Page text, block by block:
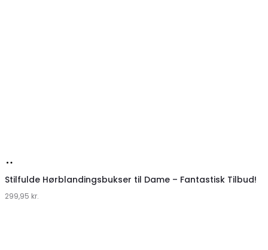
hos
Klædeskabet.dk
Stilfulde Hørblandingsbukser til Dame – Fantastisk Tilbud!
299,95 kr.